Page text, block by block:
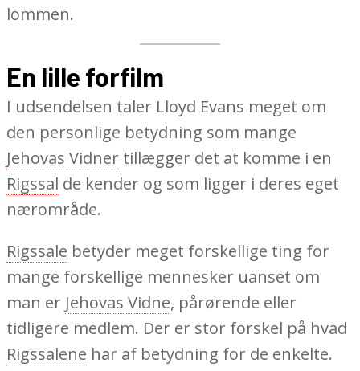
lommen.
En lille forfilm
I udsendelsen taler Lloyd Evans meget om
den personlige betydning som mange
Jehovas Vidner tillægger det at komme i en
Rigssal de kender og som ligger i deres eget
nærområde.
Rigssale betyder meget forskellige ting for
mange forskellige mennesker uanset om
man er Jehovas Vidne, pårørende eller
tidligere medlem. Der er stor forskel på hvad
Rigssalene har af betydning for de enkelte.